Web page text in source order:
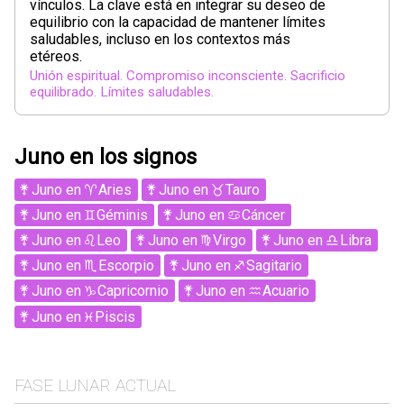
vínculos. La clave está en integrar su deseo de
equilibrio con la capacidad de mantener límites
saludables, incluso en los contextos más
etéreos.
Unión espiritual. Compromiso inconsciente. Sacrificio
equilibrado. Límites saludables.
Juno en los signos
Juno en Aries Juno en
Tauro
Juno en Géminis Juno en
Cáncer
Juno en Leo Juno en Virgo Juno en
Libra
Juno en Escorpio Juno en
Sagitario
Juno en Capricornio Juno en
Acuario
Juno en Piscis
FASE LUNAR ACTUAL